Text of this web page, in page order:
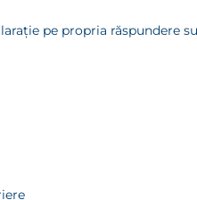
pe propria răspundere